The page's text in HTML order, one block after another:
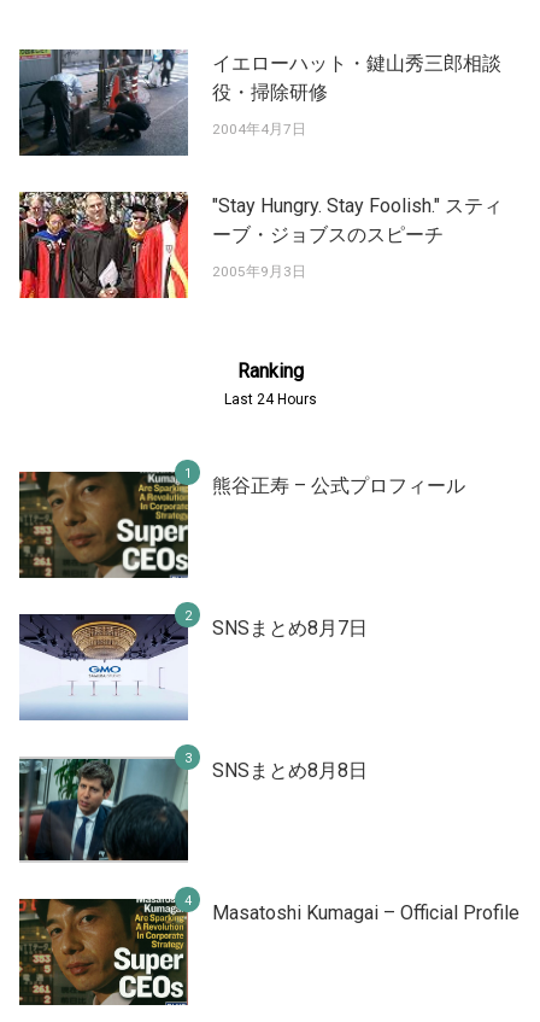
イエローハット・鍵山秀三郎相談
役・掃除研修
2004年4月7日
"Stay Hungry. Stay Foolish." スティ
ーブ・ジョブスのスピーチ
2005年9月3日
Ranking
Last 24 Hours
熊谷正寿 – 公式プロフィール
SNSまとめ8月7日
SNSまとめ8月8日
Masatoshi Kumagai – Official Profile